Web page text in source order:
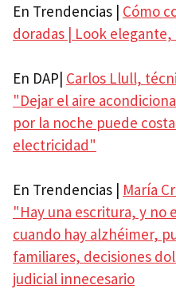
En Trendencias | Cómo
doradas | Look
En DAP| Carlos Llull,
"Dejar el aire
por la noche puede
electricidad"
En Trendencias | María
"Hay una escritura, y no
cuando hay alzhéimer,
familiares, decisiones
judicial innecesario